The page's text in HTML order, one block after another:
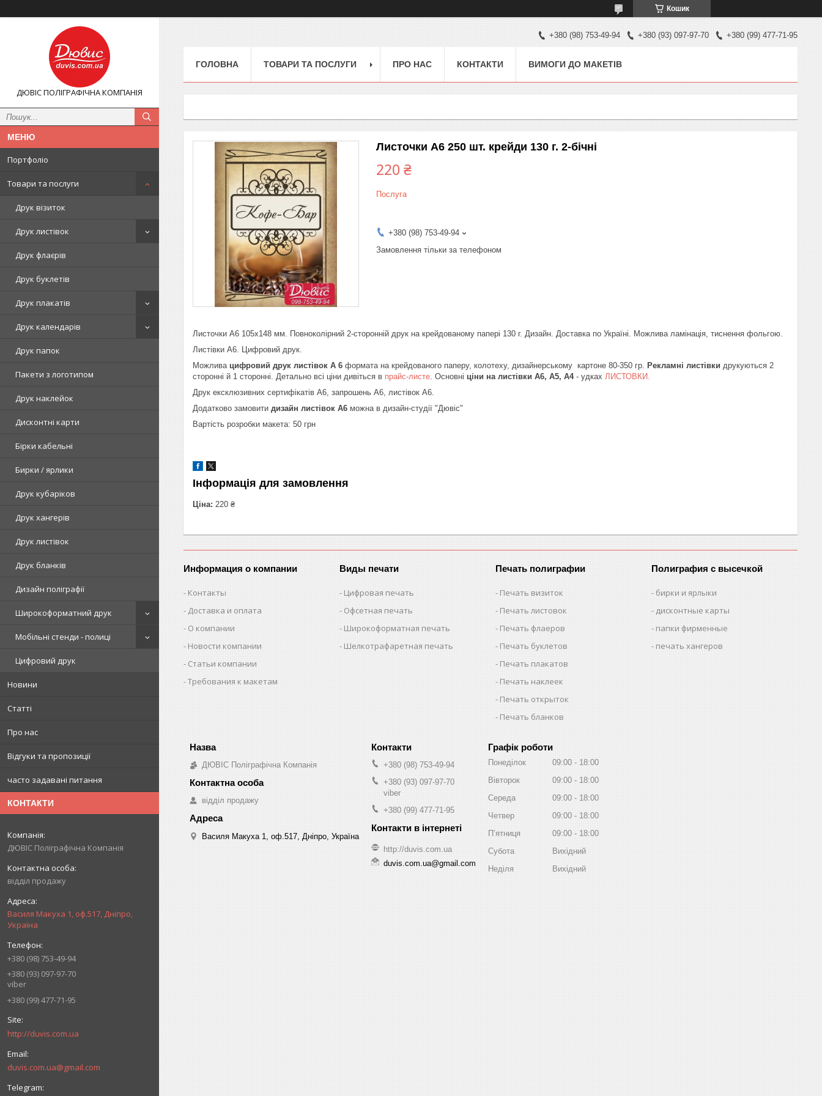
Кошик
ДЮВІС ПОЛІГРАФІЧНА КОМПАНІЯ
Портфоліо
Товари та послуги
Друк візиток
Друк листівок
Друк флаєрів
Друк буклетів
Друк плакатів
Друк календарів
Друк папок
Пакети з логотипом
Друк наклейок
Дисконтні карти
Бірки кабельні
Бирки / ярлики
Друк кубаріков
Друк хангерів
Друк листівок
Друк бланків
Дизайн поліграфії
Широкоформатний друк
Мобільні стенди - полиці
Цифровий друк
Новини
Статті
Про нас
Відгуки та пропозиції
часто задавані питання
КОНТАКТИ
ДЮВІС Поліграфічна Компанія
відділ продажу
Василя Макуха 1, оф.517, Дніпро,
Україна
+380 (98) 753-49-94
+380 (93) 097-97-70
viber
+380 (99) 477-71-95
http://duvis.com.ua
duvis.com.ua@gmail.com
+380 (98) 753-49-94 +380 (93) 097-97-70 +380 (99) 477-71-95
ГОЛОВНА ТОВАРИ ТА ПОСЛУГИ ПРО НАС КОНТАКТИ ВИМОГИ ДО МАКЕТІВ
Листочки А6 250 шт. крейди 130 г. 2-бічні
220 ₴
Послуга
+380 (98) 753-49-94
Замовлення тільки за телефоном
Листочки А6 105х148 мм. Повноколірний 2-сторонній друк на крейдованому папері 130 г. Дизайн. Доставка по Україні. Можлива ламінація, тиснення фольгою.
Листівки А6. Цифровий друк.
Можлива цифровий друк листівок А 6 формата на крейдованого паперу, колотеху, дизайнерському картоне 80-350 гр. Рекламні листівки друкуються 2
сторонні й 1 сторонні. Детально всі ціни дивіться в прайс-листе . Основні ціни на листівки А6, А5, А4- удках ЛИСТОВКИ.
Друк ексклюзивних сертифікатів А6, запрошень А6, листівок А6.
Додатково замовити дизайн листівок А6 можна в дизайн-студії "Дювіс"
Вартість розробки макета: 50 грн
Інформація для замовлення
Ціна: 220 ₴
Информация о компании
Контакты
Доставка и оплата
О компании
Новости компании
Статьи компании
Требования к макетам
Виды печати
Цифровая печать
Офсетная печать
Широкоформатная печать
Шелкотрафаретная печать
Печать полиграфии
Печать визиток
Печать листовок
Печать флаеров
Печать буклетов
Печать плакатов
Печать наклеек
Печать открыток
Печать бланков
Полиграфия с высечкой
бирки и ярлыки
дисконтные карты
папки фирменные
печать хангеров
ДЮВІС Поліграфічна Компанія
відділ продажу
Василя Макуха 1, оф.517, Дніпро, Україна
+380 (98) 753-49-94
+380 (93) 097-97-70
viber
+380 (99) 477-71-95
http://duvis.com.ua
duvis.com.ua@gmail.com
Графік роботи
Понеділок 09:00
18:00
Вівторок
09:00
18:00
Середа
09:00
18:00
Четвер
09:00
18:00
Пʼятниця
09:00
18:00
Субота
Вихідний
Неділя
Вихідний